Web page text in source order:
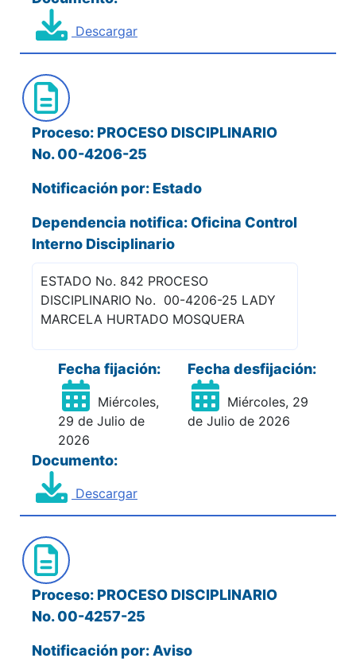
Descargar
Proceso: PROCESO DISCIPLINARIO
No. 00-4206-25
Notificación por: Estado
Dependencia notifica: Oficina Control
Interno Disciplinario
ESTADO No. 842 PROCESO
DISCIPLINARIO No. 00-4206-25 LADY
MARCELA HURTADO MOSQUERA
Fecha fijación:
Miércoles,
29 de Julio de
2026
Fecha desfijación:
Miércoles, 29
de Julio de 2026
Documento:
Descargar
Proceso: PROCESO DISCIPLINARIO
No. 00-4257-25
Notificación por: Aviso